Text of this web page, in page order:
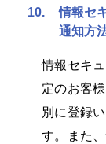
10.
情報セ
通知方
情報セキ
定のお客
別に登録
す。また